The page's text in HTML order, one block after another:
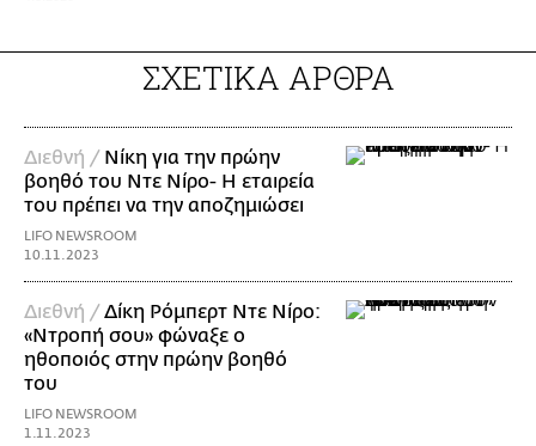
ΣΧΕΤΙΚΑ ΑΡΘΡΑ
Διεθνή / Νίκη για την πρώην
βοηθό του Ντε Νίρο- Η εταιρεία
του πρέπει να την αποζημιώσει
LIFO NEWSROOM
10.11.2023
Διεθνή / Δίκη Ρόμπερτ Ντε Νίρο:
«Ντροπή σου» φώναξε ο
ηθοποιός στην πρώην βοηθό
του
LIFO NEWSROOM
1.11.2023